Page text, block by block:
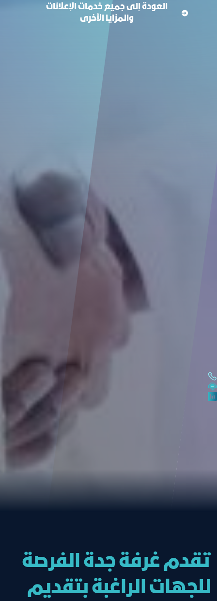
العودة إلى جميع خدمات الإعلانات
والمزايا الأخرى
تقدم غرفة جدة الفرصة
للجهات الراغبة بتقديم